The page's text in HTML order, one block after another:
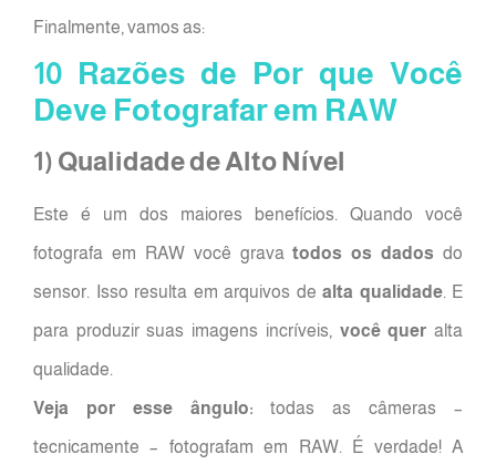
Finalmente, vamos as:
10 Razões de Por que Você
Deve Fotografar em RAW
1) Qualidade de Alto Nível
Este é um dos maiores benefícios. Quando você
fotografa em RAW você gravatodos os dados do
sensor. Isso resulta em arquivos de alta qualidade. E
para produzir suas imagens incríveis, você quer alta
qualidade.
Veja por esse ângulo: todas as câmeras –
tecnicamente – fotografam em RAW. É verdade! A